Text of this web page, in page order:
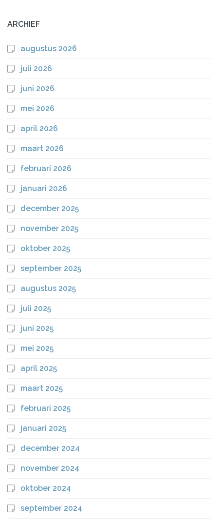
ARCHIEF
augustus 2026
juli 2026
juni 2026
mei 2026
april 2026
maart 2026
februari 2026
januari 2026
december 2025
november 2025
oktober 2025
september 2025
augustus 2025
juli 2025
juni 2025
mei 2025
april 2025
maart 2025
februari 2025
januari 2025
december 2024
november 2024
oktober 2024
september 2024